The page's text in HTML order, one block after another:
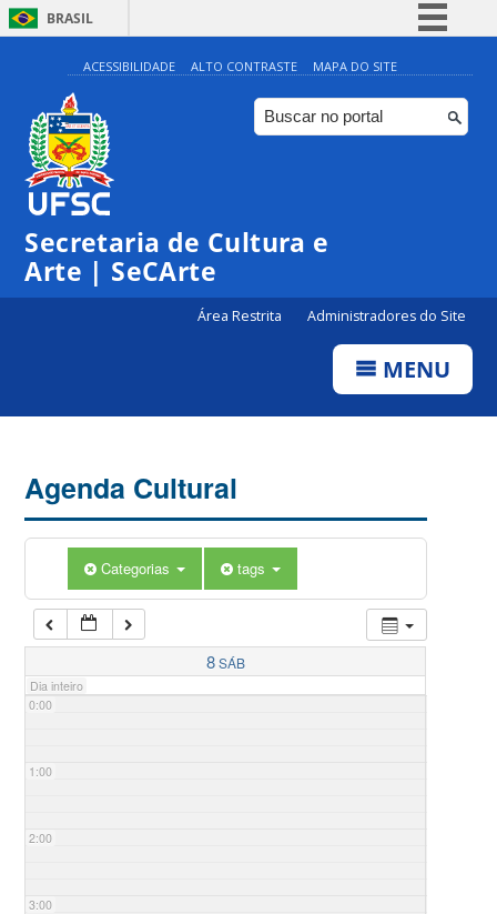
BRASIL
Simplifique!
Comunica BR
Participe
ACESSIBILIDADE ALTO CONTRASTE MAPA DO SITE
Secretaria de Cultura e
Arte | SeCArte
Área Restrita Administradores do Site
MENU
Agenda Cultural
Categorias tags
8SÁB
Dia inteiro
0:00
1:00
2:00
3:00